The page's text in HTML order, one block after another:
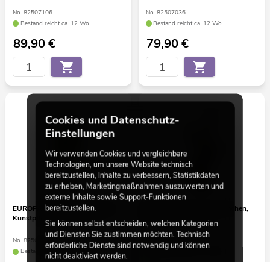
No. 82507106
Bestand reicht ca. 12 Wo.
89,90€
No. 82507036
Bestand reicht ca. 12 Wo.
79,90€
EUROPALMS Goldregenbaum,
Kunstpflanze, gelb, 150cm
No. 82507115
Bestand reicht ca. 12 Wo.
EUROPALMS Olivenbäumchen,
Kunstpflanze, 68 cm
No. 82506421
Bestand reicht ca. 12 Wo.
Cookies und Datenschutz-
Einstellungen
Wir verwenden Cookies und vergleichbare
Technologien, um unsere Website technisch
bereitzustellen, Inhalte zu verbessern, Statistikdaten
zu erheben, Marketingmaßnahmen auszuwerten und
externe Inhalte sowie Support-Funktionen
bereitzustellen.
Sie können selbst entscheiden, welchen Kategorien
und Diensten Sie zustimmen möchten. Technisch
erforderliche Dienste sind notwendig und können
nicht deaktiviert werden.